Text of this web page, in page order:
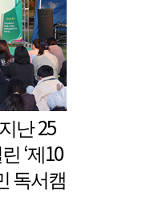
난25
‘제 10
독서캠